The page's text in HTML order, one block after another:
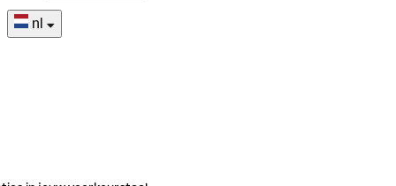
nl